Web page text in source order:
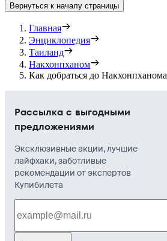
Вернуться к началу страницы
Главная
Энциклопедия
Таиланд
Накхонпханом
Как добраться до Накхонпханома
Рассылка с выгодными
предложениями
Эксклюзивные акции, лучшие
лайфхаки, заботливые
рекомендации от экспертов
Купибилета